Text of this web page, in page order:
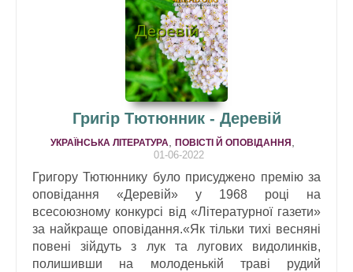
Григір Тютюнник - Деревій
УКРАЇНСЬКА ЛІТЕРАТУРА ПОВІСТІ Й ОПОВІДАННЯ
01-06-2022
Григору Тютюннику було присуджено премію за
оповідання «Деревій» у 1968 році на
всесоюзному конкурсі від «Літературної газети»
за найкраще оповідання.«Як тільки тихі весняні
повені зійдуть з лук та лугових видолинків,
полишивши на молоденькій траві рудий